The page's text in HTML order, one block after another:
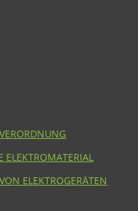
ELEKTROMATERIAL
ELEKTROGERÄTEN